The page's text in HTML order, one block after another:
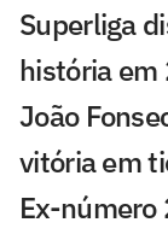
Superliga
história
João
vitória em
Ex-número